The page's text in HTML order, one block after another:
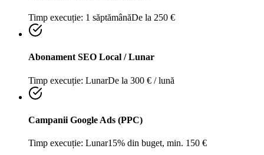
Timp execuție: 1 săptămânăDe la 250 €
Abonament SEO Local / Lunar
Timp execuție: LunarDe la 300 € / lună
Campanii Google Ads (PPC)
Timp execuție: Lunar15% din buget, min. 150 €